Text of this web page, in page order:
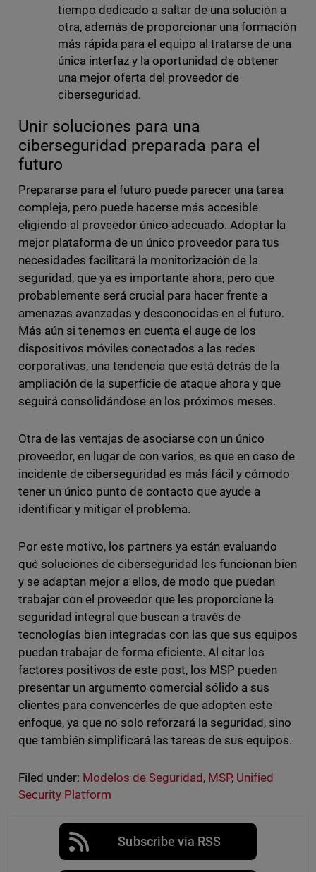
tiempo dedicado a saltar de una solución a
otra, además de proporcionar una formación
más rápida para el equipo al tratarse de una
única interfaz y la oportunidad de obtener
una mejor oferta del proveedor de
ciberseguridad.
Unir soluciones para una
ciberseguridad preparada para el
futuro
Prepararse para el futuro puede parecer una tarea
compleja, pero puede hacerse más accesible
eligiendo al proveedor único adecuado. Adoptar la
mejor plataforma de un único proveedor para tus
necesidades facilitará la monitorización de la
seguridad, que ya es importante ahora, pero que
probablemente será crucial para hacer frente a
amenazas avanzadas y desconocidas en el futuro.
Más aún si tenemos en cuenta el auge de los
dispositivos móviles conectados a las redes
corporativas, una tendencia que está detrás de la
ampliación de la superficie de ataque ahora y que
seguirá consolidándose en los próximos meses.
Otra de las ventajas de asociarse con un único
proveedor, en lugar de con varios, es que en caso de
incidente de ciberseguridad es más fácil y cómodo
tener un único punto de contacto que ayude a
identificar y mitigar el problema.
Por este motivo, los partners ya están evaluando
qué soluciones de ciberseguridad les funcionan bien
y se adaptan mejor a ellos, de modo que puedan
trabajar con el proveedor que les proporcione la
seguridad integral que buscan a través de
tecnologías bien integradas con las que sus equipos
puedan trabajar de forma eficiente. Al citar los
factores positivos de este post, los MSP pueden
presentar un argumento comercial sólido a sus
clientes para convencerles de que adopten este
enfoque, ya que no solo reforzará la seguridad, sino
que también simplificará las tareas de sus equipos.
Filed under: Modelos de Seguridad , MSP, Unified
Security Platform
Subscribe via RSS